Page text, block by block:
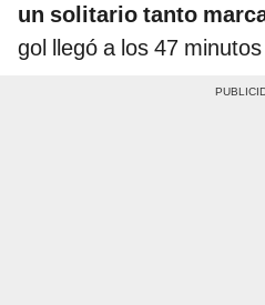
un solitario tanto
gol llegó a los 47